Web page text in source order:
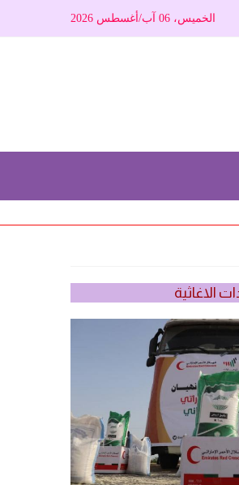
الخميس، 06 آب/أغسطس 2026
الاغاثية